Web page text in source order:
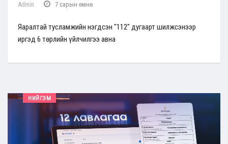
Admin 7 сарын өмнө
Яаралтай тусламжийн нэгдсэн "112" дугаарт шилжсэнээр
иргэд 6 төрлийн үйлчилгээ авна
НИЙГЭМ